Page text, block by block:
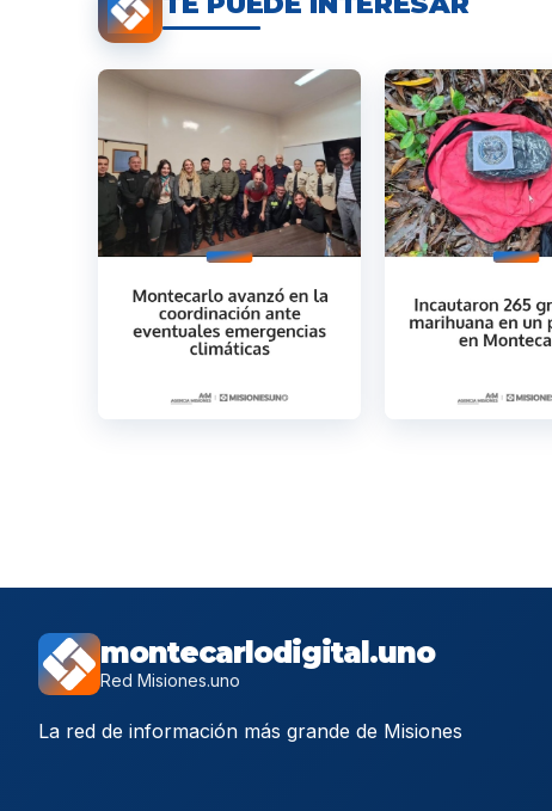
montecarlodigital.uno
Red Misiones.uno
La red de información más grande de Misiones